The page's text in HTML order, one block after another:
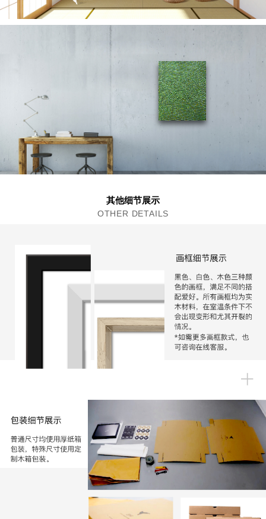
其他细节展示
OTHER DETAILS